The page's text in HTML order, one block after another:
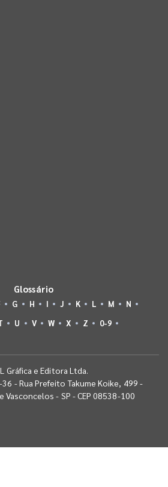
Glossário
G H I J K L M
N
U V W X Z 0-9
Gráfica e Editora Ltda.
- Rua Prefeito Takume Koike, 499 -
Vasconcelos - SP - CEP 08538-100